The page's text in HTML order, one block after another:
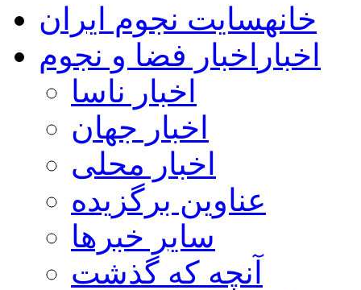
خانهسایت نجوم ایران
اخبار اخبار فضا و نجوم
اخبار ناسا
اخبار جهان
اخبار محلی
عناوین برگزیده
سایر خبرها
آنچه که گذشت